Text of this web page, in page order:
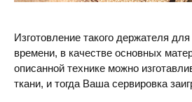
Изготовление такого держателя
времени, в качестве основных
описанной технике можно
ткани, и тогда Ваша сервировка